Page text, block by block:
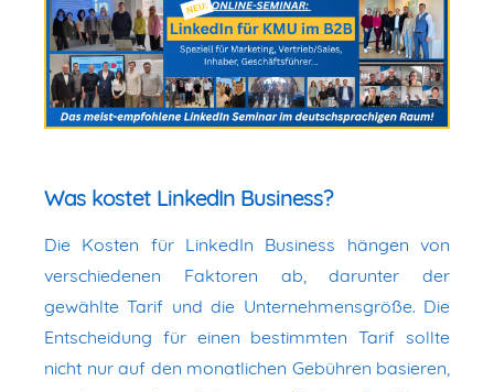
Was kostet LinkedIn Business?
Die Kosten für LinkedIn Business hängen von
verschiedenen Faktoren ab, darunter der
gewählte Tarif und die Unternehmensgröße. Die
Entscheidung für einen bestimmten Tarif sollte
nicht nur auf den monatlichen Gebühren basieren,